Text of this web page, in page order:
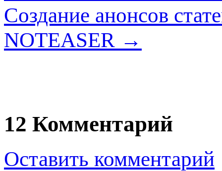
Создание анонсов
NOTEASER →
12 Комментарий
Оставить комментарий